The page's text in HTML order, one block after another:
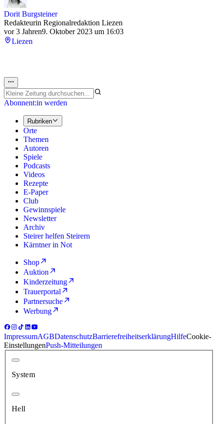
Dorit Burgsteiner
Redakteurin Regionalredaktion Liezen
vor 3 Jahren9. Oktober 2023 um 16:03
Liezen
Abonnent:in werden
Rubriken
Orte
Themen
Autoren
Spiele
Podcasts
Videos
Rezepte
E-Paper
Club
Gewinnspiele
Newsletter
Archiv
Steirer helfen Steirern
Kärntner in Not
Shop
Auktion
Kinderzeitung
Trauerportal
Partnersuche
Werbung
ImpressumAGBDatenschutzBarrierefreiheitserklärungHilfeCookie-
EinstellungenPush-Mitteilungen
System
Hell